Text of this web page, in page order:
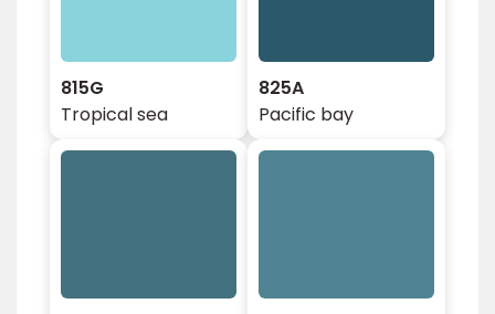
815G
Tropical sea
825A
Pacific bay